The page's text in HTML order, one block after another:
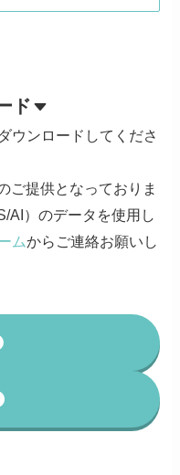
ド
ウンロードしてくださ
ご提供となっておりま
AI）のデータを使用し
ムからご連絡お願いし